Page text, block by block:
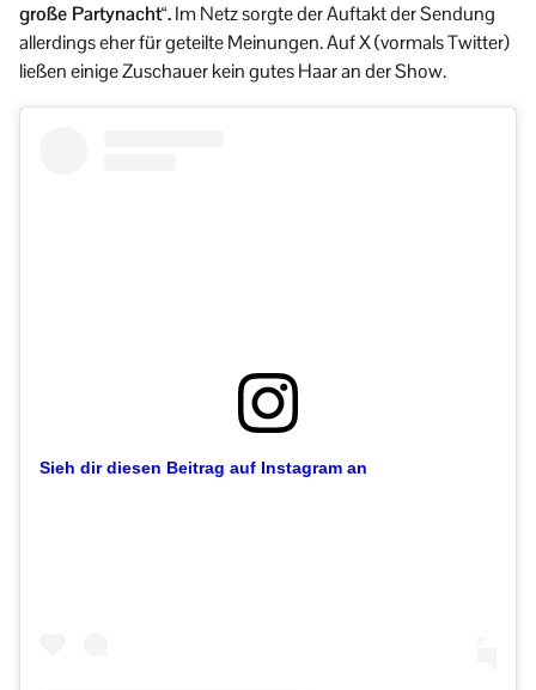
große Partynacht“.Im Netz sorgte der Auftakt der Sendung
allerdings eher für geteilte Meinungen. Auf X (vormals Twitter)
ließen einige Zuschauer kein gutes Haar an der Show.
Sieh dir diesen Beitrag auf Instagram an